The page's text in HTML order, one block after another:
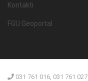
Kontakti
FGU Geoportal
031 761 016, 031 761 027